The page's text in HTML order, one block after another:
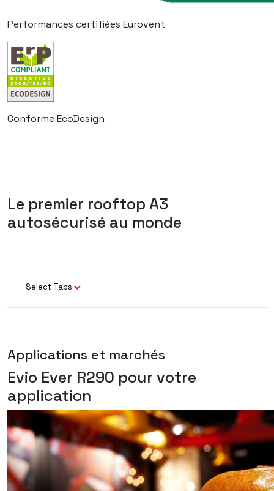
Performances certifiées Eurovent
Conforme EcoDesign
Le premier rooftop A3
autosécurisé au monde
Select Tabs
Applications et marchés
Evio Ever R290 pour votre
application